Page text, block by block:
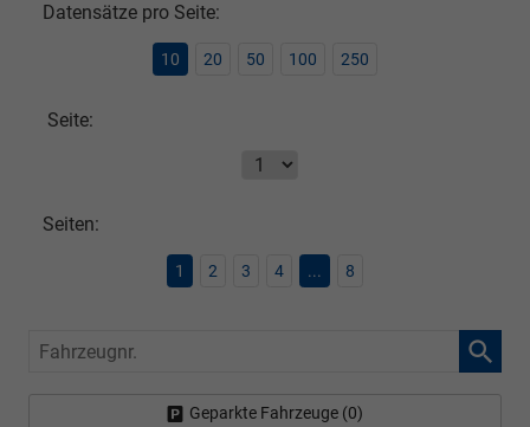
Datensätze pro Seite:
10 20 50 100 250
Seite:
Seiten:
1 2 3 4 ... 8
Fahrzeugnr.
Geparkte Fahrzeuge (0)